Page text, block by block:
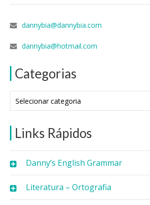
dannybia@dannybia.com
dannybia@hotmail.com
Categorias
Links Rápidos
Danny’s English Grammar
Literatura – Ortografia